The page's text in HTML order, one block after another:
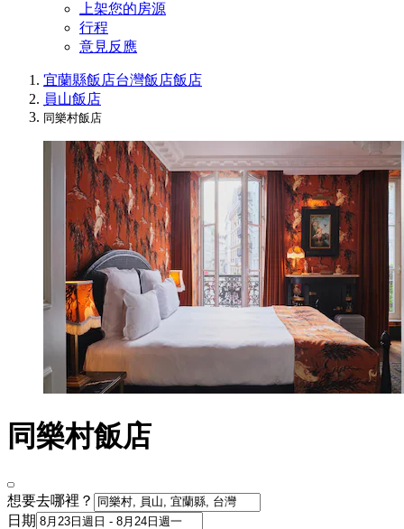
上架您的房源
行程
意見反應
宜蘭縣飯店台灣飯店飯店
員山飯店
同樂村飯店
同樂村飯店
想要去哪裡？
日期